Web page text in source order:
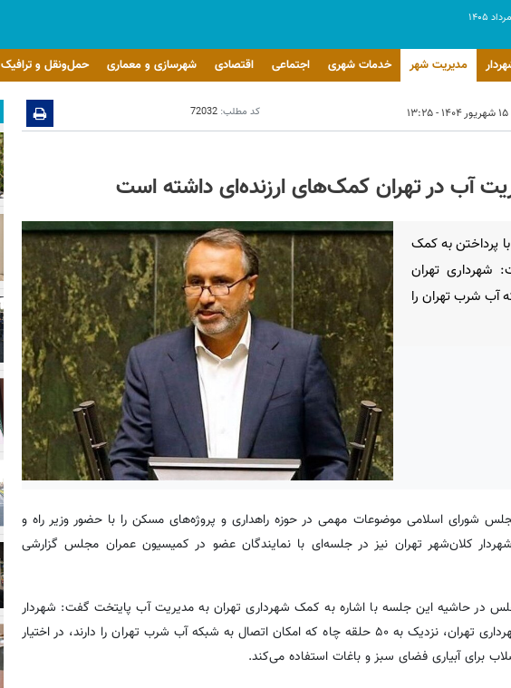
مدیریت شهر خدمات شهری اجتماعی اقتصادی شهرسازی و معماری حمل‌ونقل و ترافیک
۱۵ شهریور ۱۴۰۴ - ۱۳:۲۵ کد مطلب: 72032
آب در تهران کمک‌های ارزنده‌ای داشته است
پرداختن به کمک
شهرداری تهران
آب شرب تهران را
شورای اسلامی موضوعات مهمی در حوزه راهداری و پروژه‌های مسکن را با حضور وزیر راه و
کلان‌شهر تهران نیز در جلسه‌ای با نمایندگان عضو در کمیسیون عمران مجلس گزارشی
در حاشیه این جلسه با اشاره به کمک شهرداری تهران به مدیریت آب پایتخت گفت: شهردار
تهران در این زمینه همکاری بسیار خوبی داشت. شهرداری تهران، نزدیک به ۵۰ حلقه چاه که امکان اتصال به شبکه آب شرب تهران را دارند، در اختیار
برای آبیاری فضای سبز و باغات استفاده می‌کند.